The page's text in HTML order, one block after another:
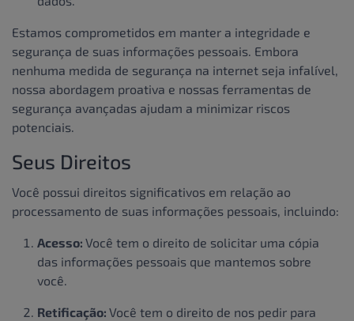
Estamos comprometidos em manter a integridade e
segurança de suas informações pessoais. Embora
nenhuma medida de segurança na internet seja infalível,
nossa abordagem proativa e nossas ferramentas de
segurança avançadas ajudam a minimizar riscos
potenciais.
Seus Direitos
Você possui direitos significativos em relação ao
processamento de suas informações pessoais, incluindo:
Acesso: Você tem o direito de solicitar uma cópia
das informações pessoais que mantemos sobre
você.
Retificação: Você tem o direito de nos pedir para